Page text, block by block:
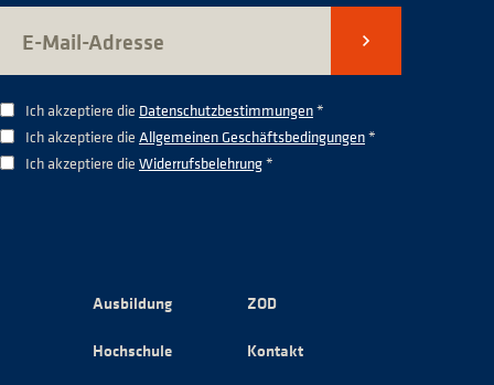
Senden
Ich akzeptiere die Datenschutzbestimmungen*
Ich akzeptiere die Allgemeinen Geschäftsbedingungen*
Ich akzeptiere die Widerrufsbelehrung*
Ausbildung
Hochschule
ZOD
Kontakt